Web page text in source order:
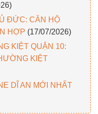
ĐỨC: CĂN HỘ
HỢP (17/07/2026)
KIỆT QUẬN 10:
KIỆT
DĨ AN MỚI NHẤT